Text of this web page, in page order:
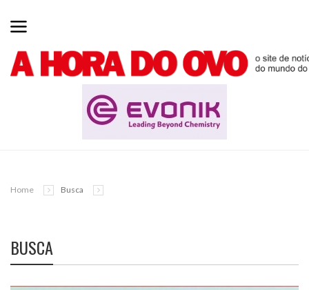
Home Busca
BUSCA